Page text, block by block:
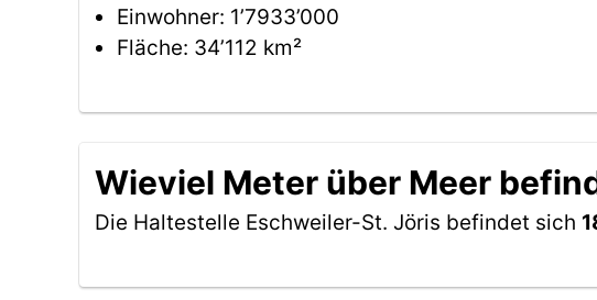
Einwohner: 1’7933’000
Fläche: 34’112 km²
Wieviel Meter über Meer
Die Haltestelle Eschweiler-St. Jöris befindet sich